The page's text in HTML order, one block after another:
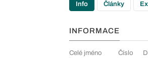
Info Články
INFORMACE
Celé jméno
Číslo